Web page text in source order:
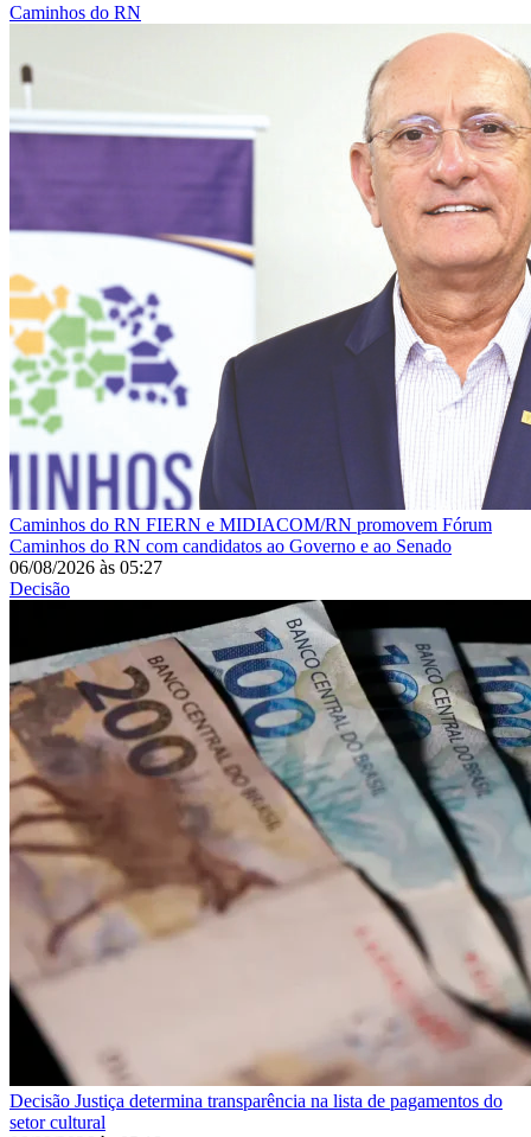
Caminhos do RN
Caminhos do RN FIERN e MIDIACOM/RN promovem Fórum
Caminhos do RN com candidatos ao Governo e ao Senado
06/08/2026 às 05:27
Decisão
Decisão Justiça determina transparência na lista de pagamentos do
setor cultural